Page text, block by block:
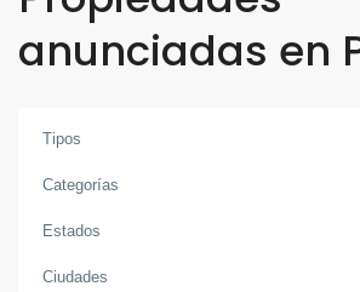
anunciadas en
Tipos
Categorías
Estados
Ciudades